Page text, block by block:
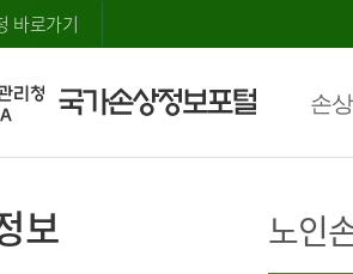
바로가기
손
보 노인